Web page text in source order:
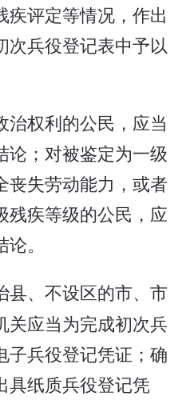
疾评定等情况，作出
次兵役登记表中予以
治权利的公民，应当
论；对被鉴定为一级
丧失劳动能力，或者
残疾等级的公民，应
。
县、不设区的市、市
关应当为完成初次兵
子兵役登记凭证；确
具纸质兵役登记凭